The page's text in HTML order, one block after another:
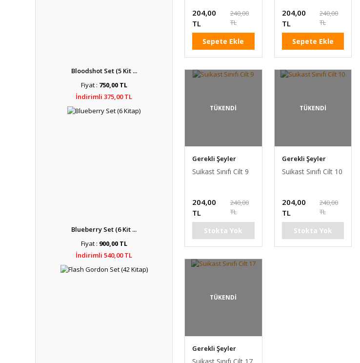
Bloodshot Set (5 Kit ...
Fiyat : 750,00 TL
İndirimli 375,00 TL
Blueberry Set (6 Kit ...
Fiyat : 900,00 TL
İndirimli 540,00 TL
204,00
TL
240,00
TL
Sepete Ekle
204,00
TL
240,00
TL
Sepete Ekle
TÜKENDİ
Gerekli Şeyler
Suikast Sınıfı Cilt 9
204,00
TL
240,00
TL
Stokta Yok
TÜKENDİ
Gerekli Şeyler
Suikast Sınıfı Cilt 10
204,00
TL
240,00
TL
Stokta Yok
TÜKENDİ
Gerekli Şeyler